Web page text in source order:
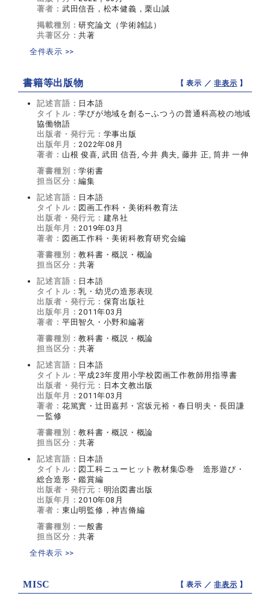
著者： 武田信吾，松本健義，栗山誠
掲載種別：研究論文（学術雑誌）
共著区分：共著
全件表示 >>
書籍等出版物 【 表示 ／非表示 】
記述言語： 日本語
タイトル：学びが地域を創る―ふつうの普通科高校の地域
協働物語
出版者・発行元： 学事出版
出版年月： 2022年08月
著者： 山根 俊喜, 武田 信吾, 今井 典夫, 藤井 正, 筒井 一伸
著書種別：学術書
担当区分：編集
記述言語： 日本語
タイトル： 図画工作科・美術科教育法
出版者・発行元： 建帛社
出版年月： 2019年03月
著者： 図画工作科・美術科教育研究会編
著書種別：教科書・概説・概論
担当区分：共著
記述言語： 日本語
タイトル：乳・幼児の造形表現
出版者・発行元： 保育出版社
出版年月： 2011年03月
著者： 平田智久・小野和編著
著書種別：教科書・概説・概論
担当区分：共著
記述言語： 日本語
タイトル：平成23年度用小学校図画工作教師用指導書
出版者・発行元： 日本文教出版
出版年月： 2011年03月
著者： 花篤實・辻田嘉邦・宮坂元裕・春日明夫・長田謙
一監修
著書種別：教科書・概説・概論
担当区分：共著
記述言語： 日本語
タイトル： 図工科ニューヒット教材集⑤巻 造形遊び・
総合造形・鑑賞編
出版者・発行元： 明治図書出版
出版年月： 2010年08月
著者： 東山明監修，神吉脩編
著書種別：一般書
担当区分：共著
全件表示 >>
MISC 【 表示 ／非表示 】